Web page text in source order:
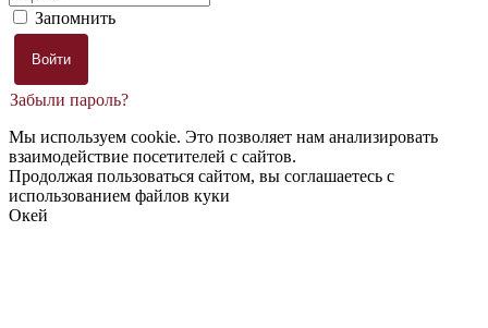
Запомнить
Забыли пароль?
Мы используем cookie. Это позволяет нам анализировать
взаимодействие посетителей с сайтов.
Продолжая пользоваться сайтом, вы соглашаетесь с
использованием файлов куки
Окей